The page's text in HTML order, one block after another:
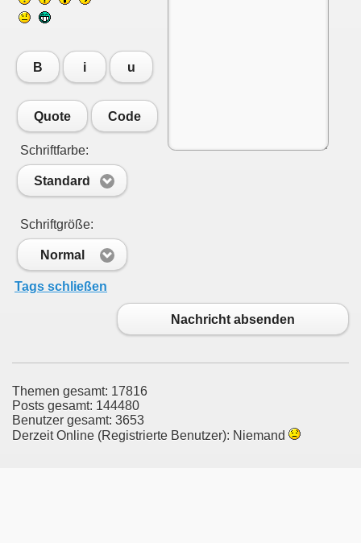
B i u
Quote Code
Schriftfarbe:
Standard
Schriftgröße:
Normal
Tags schließen
Nachricht absenden
Themen gesamt: 17816
Posts gesamt: 144480
Benutzer gesamt: 3653
Derzeit Online (Registrierte Benutzer): Niemand